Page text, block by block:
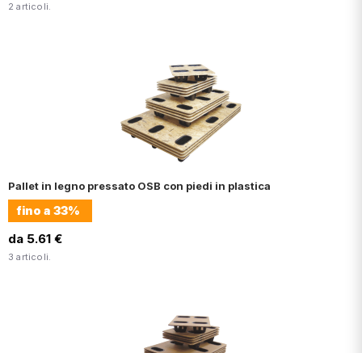
2 articoli.
Pallet in legno pressato OSB con piedi in plastica
fino a 33%
da 5.61 €
3 articoli.